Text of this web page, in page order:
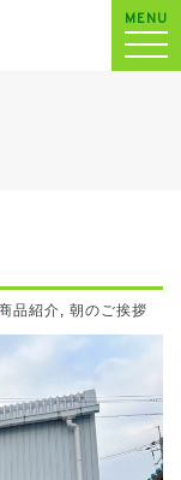
MENU
品紹介, 朝のご挨拶